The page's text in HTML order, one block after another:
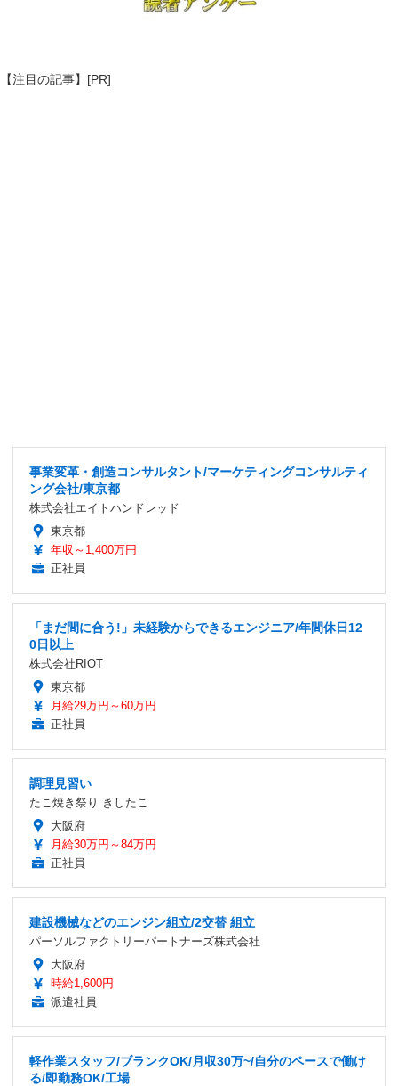
【注目の記事】[PR]
事業変革・創造コンサルタント/マーケティングコンサルティ
ング会社/東京都
株式会社エイトハンドレッド
東京都
年収～1,400万円
正社員
「まだ間に合う!」未経験からできるエンジニア/年間休日12
0日以上
株式会社RIOT
東京都
月給29万円～60万円
正社員
調理見習い
たこ焼き祭り きしたこ
大阪府
月給30万円～84万円
正社員
建設機械などのエンジン組立/2交替 組立
パーソルファクトリーパートナーズ株式会社
大阪府
時給1,600円
派遣社員
軽作業スタッフ/ブランクOK/月収30万~/自分のペースで働け
る/即勤務OK/工場